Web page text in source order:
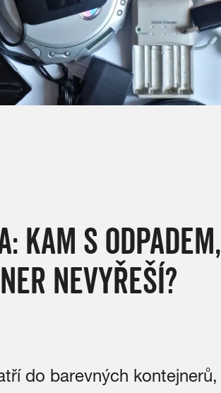
KAM S ODPADEM,
NEVYŘEŠÍ?
do barevných kontejnerů,